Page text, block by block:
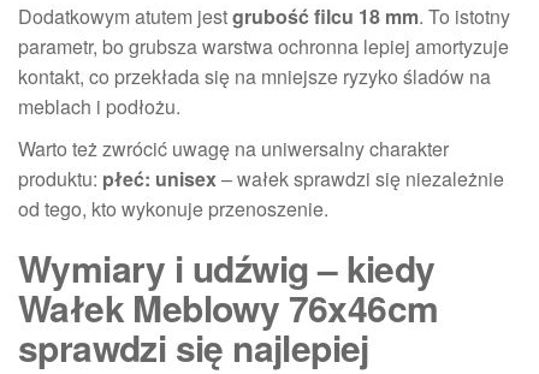
Dodatkowym atutem jestgrubość filcu 18 mm. To istotny
parametr, bo grubsza warstwa ochronna lepiej amortyzuje
kontakt, co przekłada się na mniejsze ryzyko śladów na
meblach i podłożu.
Warto też zwrócić uwagę na uniwersalny charakter
produktu: płeć: unisex– wałek sprawdzi się niezależnie
od tego, kto wykonuje przenoszenie.
Wymiary i udźwig – kiedy
Wałek Meblowy 76x46cm
sprawdzi się najlepiej